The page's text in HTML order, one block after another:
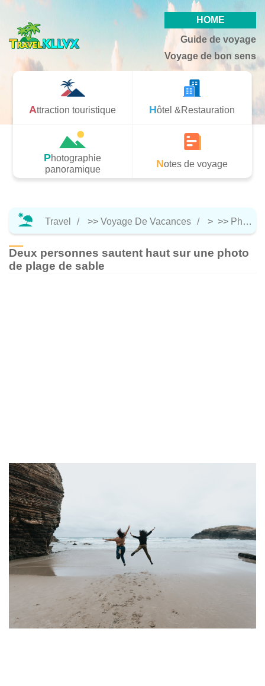
HOME
Guide de voyage
Voyage de bon sens
Attraction touristique Hôtel &Restauration
Photographie
panoramique
Notes de voyage
Travel >> Voyage De Vacances > >> Photographie Panoramique
Deux personnes sautent haut sur une photo
de plage de sable